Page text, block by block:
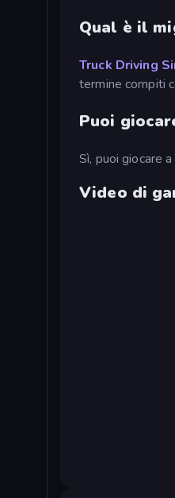
Qual è il
Truck Driving
termine compiti
Puoi
Sì, puoi giocare
Video di